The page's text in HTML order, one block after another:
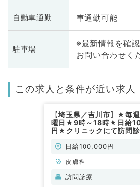
自動車通勤 車通勤可能
駐車場
※最新情報を確
お問い合わせく
この求人と条件が近い求人
【埼玉県／吉川市】★毎
曜日★9時～18時★日給
円★クリニックにて訪問
日給100,000円
皮膚科
訪問診療